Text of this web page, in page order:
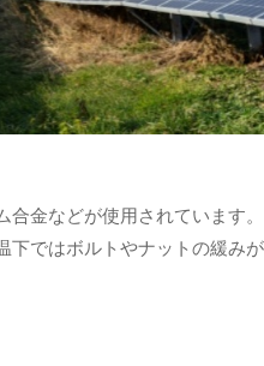
金などが使用されています
ではボルトやナットの緩み